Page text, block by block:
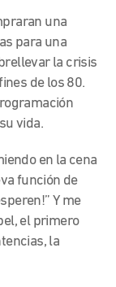
una
para una
la crisis
de los 80.
vida.
en la cena
función de
Y me
el primero
la